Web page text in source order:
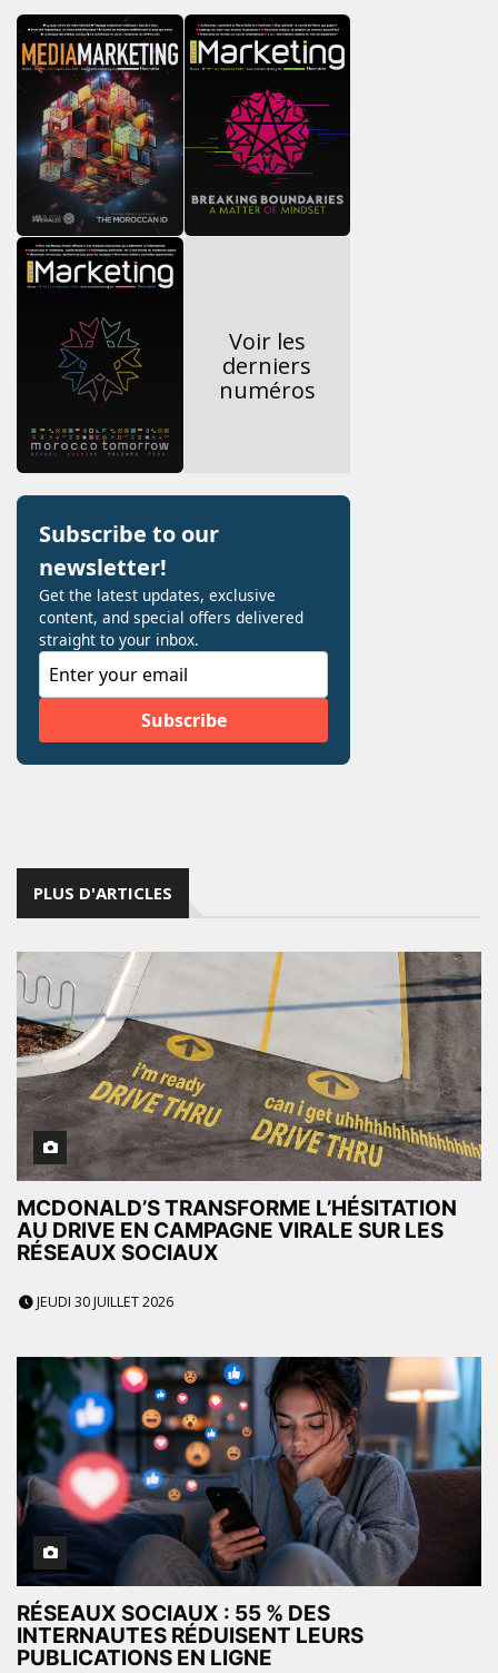
Voir les
derniers
numéros
PLUS D'ARTICLES
MCDONALD’S TRANSFORME L’HÉSITATION
AU DRIVE EN CAMPAGNE VIRALE SUR LES
RÉSEAUX SOCIAUX
JEUDI 30 JUILLET 2026
RÉSEAUX SOCIAUX : 55 % DES
INTERNAUTES RÉDUISENT LEURS
PUBLICATIONS EN LIGNE